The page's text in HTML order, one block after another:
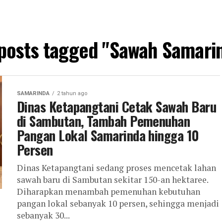
tagged "Sawah
SAMARINDA 2 tahun ago
Dinas Ketapangtani Cetak Sawah Baru
di Sambutan, Tambah Pemenuhan
Pangan Lokal Samarinda hingga 10
Persen
Dinas Ketapangtani sedang proses mencetak lahan
sawah baru di Sambutan sekitar 150-an hektaree.
Diharapkan menambah pemenuhan kebutuhan
pangan lokal sebanyak 10 persen, sehingga menjadi
sebanyak 30...